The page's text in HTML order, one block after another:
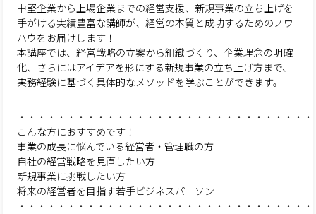
中堅企業から上場企業までの経営支援、新規事業の立ち上げを
手がける実績豊富な講師が、経営の本質と成功するためのノウ
ハウをお届けします！
本講座では、経営戦略の立案から組織づくり、企業理念の明確
化、さらにはアイデアを形にする新規事業の立ち上げ方まで、
実務経験に基づく具体的なメソッドを学ぶことができます。
・・・・・・・・・・・・・・・・・・・・・・・・・・・・・
こんな方におすすめです！
事業の成長に悩んでいる経営者・管理職の方
自社の経営戦略を見直したい方
新規事業に挑戦したい方
将来の経営者を目指す若手ビジネスパーソン
・・・・・・・・・・・・・・・・・・・・・・・・・・・・・